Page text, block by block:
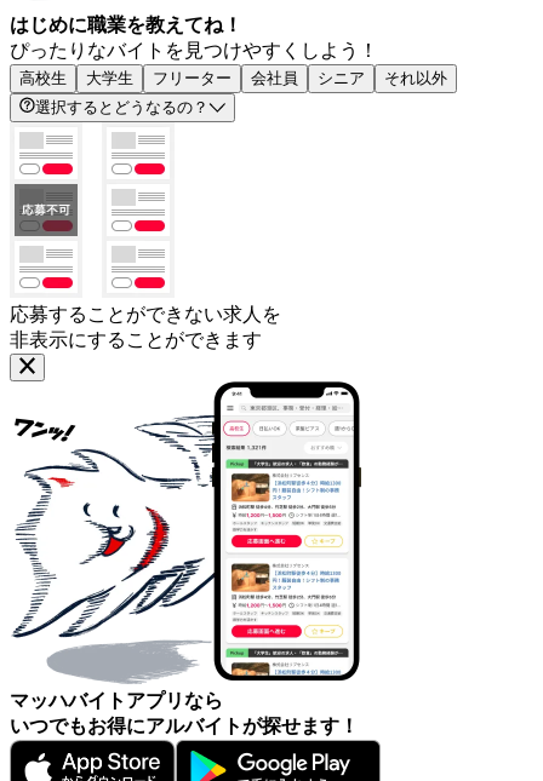
はじめに職業を教えてね！
ぴったりなバイトを見つけやすくしよう！
高校生 大学生 フリーター 会社員 シニア
それ以外
選択するとどうなるの？
応募することができない求人を
非表示にすることができます
マッハバイトアプリなら
いつでもお得にアルバイトが探せます！